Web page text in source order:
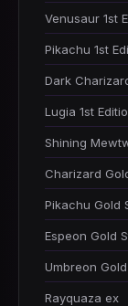
Venusaur 1st
Pikachu 1st
Dark
Lugia 1st
Shining
Charizard
Pikachu Gold
Espeon Gold
Umbreon
Rayquaza ex